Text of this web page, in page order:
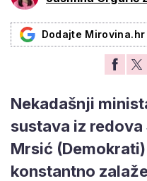
Dodajte
Nekadašnji
sustava iz redova
Mrsić
konstantno